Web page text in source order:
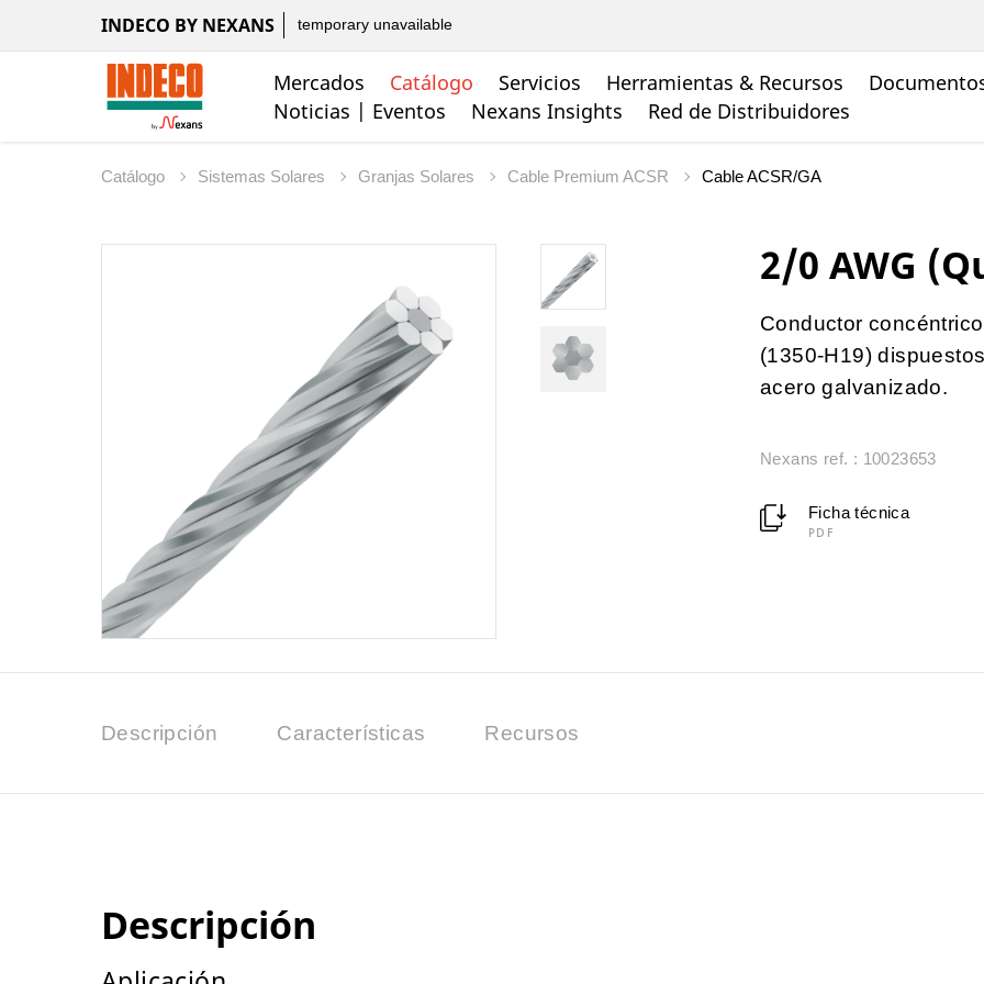
INDECO BY NEXANS temporary unavailable
Mercados Catálogo Servicios Herramientas & Recursos
Noticias | Eventos
Nexans Insights Red de Distribuidores
Catálogo Sistemas Solares Granjas Solares Cable Premium ACSR Cable ACSR/GA
2/0 AWG
Conductor
(1350-H19)
acero galvanizado.
Nexans ref. : 10023653
Ficha técnica
PDF
Descripción Características Recursos
Descripción